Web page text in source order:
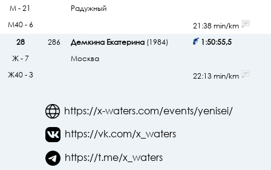
Радужный
М - 21
М40 - 6
21:38 min/km
28
286 Демкина Екатерина(1984)
Москва
1:50:55,5
Ж - 7
Ж40 - 3
22:13 min/km
https://x-waters.com/events/yenisei/
https://vk.com/x_waters
https://t.me/x_waters